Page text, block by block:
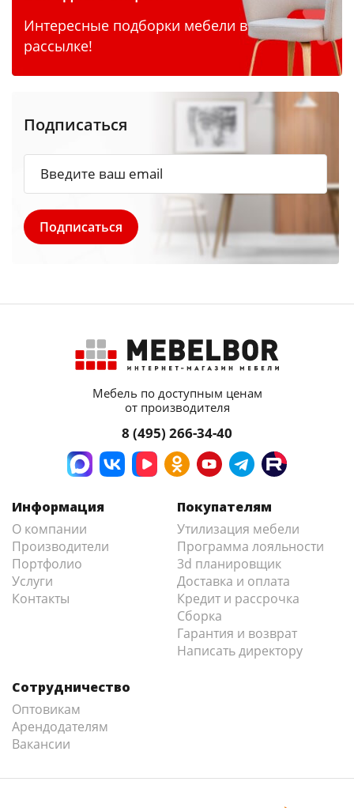
Интересные подборки мебели в
рассылке!
Подписаться
Мебель по доступным ценам
от производителя
8 (495) 266-34-40
Информация
О компании
Производители
Портфолио
Услуги
Контакты
Покупателям
Утилизация мебели
Программа лояльности
3d планировщик
Доставка и оплата
Кредит и рассрочка
Сборка
Гарантия и возврат
Написать директору
Сотрудничество
Оптовикам
Арендодателям
Вакансии